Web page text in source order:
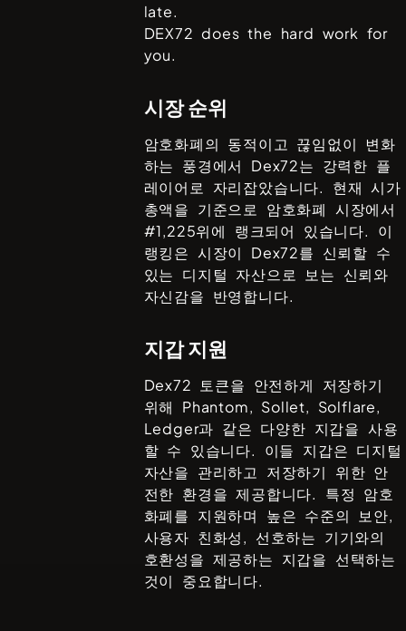
late.
DEX72 does the hard work for
you.
시장 순위
암호화폐의 동적이고 끊임없이 변화
하는 풍경에서 Dex72는 강력한 플
레이어로 자리잡았습니다. 현재 시가
총액을 기준으로 암호화폐 시장에서
#1,225위에 랭크되어 있습니다. 이
랭킹은 시장이 Dex72를 신뢰할 수
있는 디지털 자산으로 보는 신뢰와
자신감을 반영합니다.
지갑 지원
Dex72 토큰을 안전하게 저장하기
위해 Phantom, Sollet, Solflare,
Ledger과 같은 다양한 지갑을 사용
할 수 있습니다. 이들 지갑은 디지털
자산을 관리하고 저장하기 위한 안
전한 환경을 제공합니다. 특정 암호
화폐를 지원하며 높은 수준의 보안,
사용자 친화성, 선호하는 기기와의
호환성을 제공하는 지갑을 선택하는
것이 중요합니다.